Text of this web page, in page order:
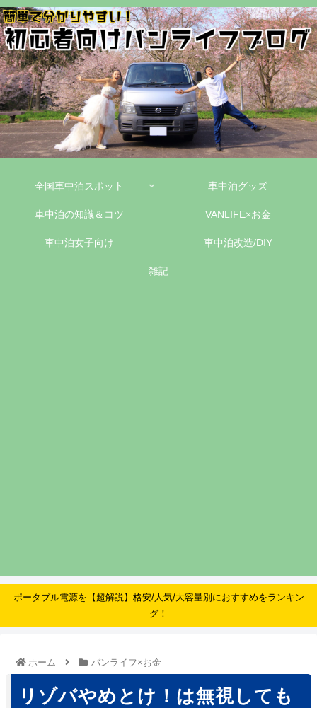
全国車中泊スポット 車中泊グッズ
車中泊の知識＆コツ VANLIFE×お金
車中泊女子向け 車中泊改造/DIY
雑記
ポータブル電源を【超解説】格安/人気/大容量別におすすめをランキン
グ！
ホーム バンライフ×お金
リゾバやめとけ！は無視しても